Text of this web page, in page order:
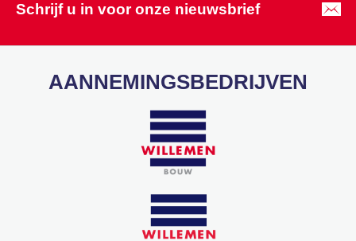
Schrijf u in voor onze nieuwsbrief
AANNEMINGSBEDRIJVEN